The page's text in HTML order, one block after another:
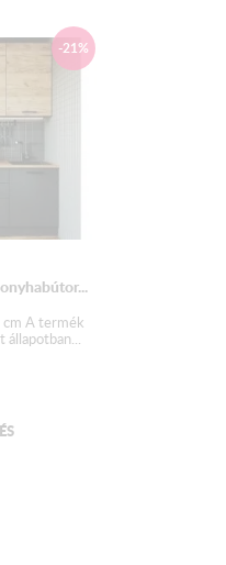
-21%
A termék
állapotban...